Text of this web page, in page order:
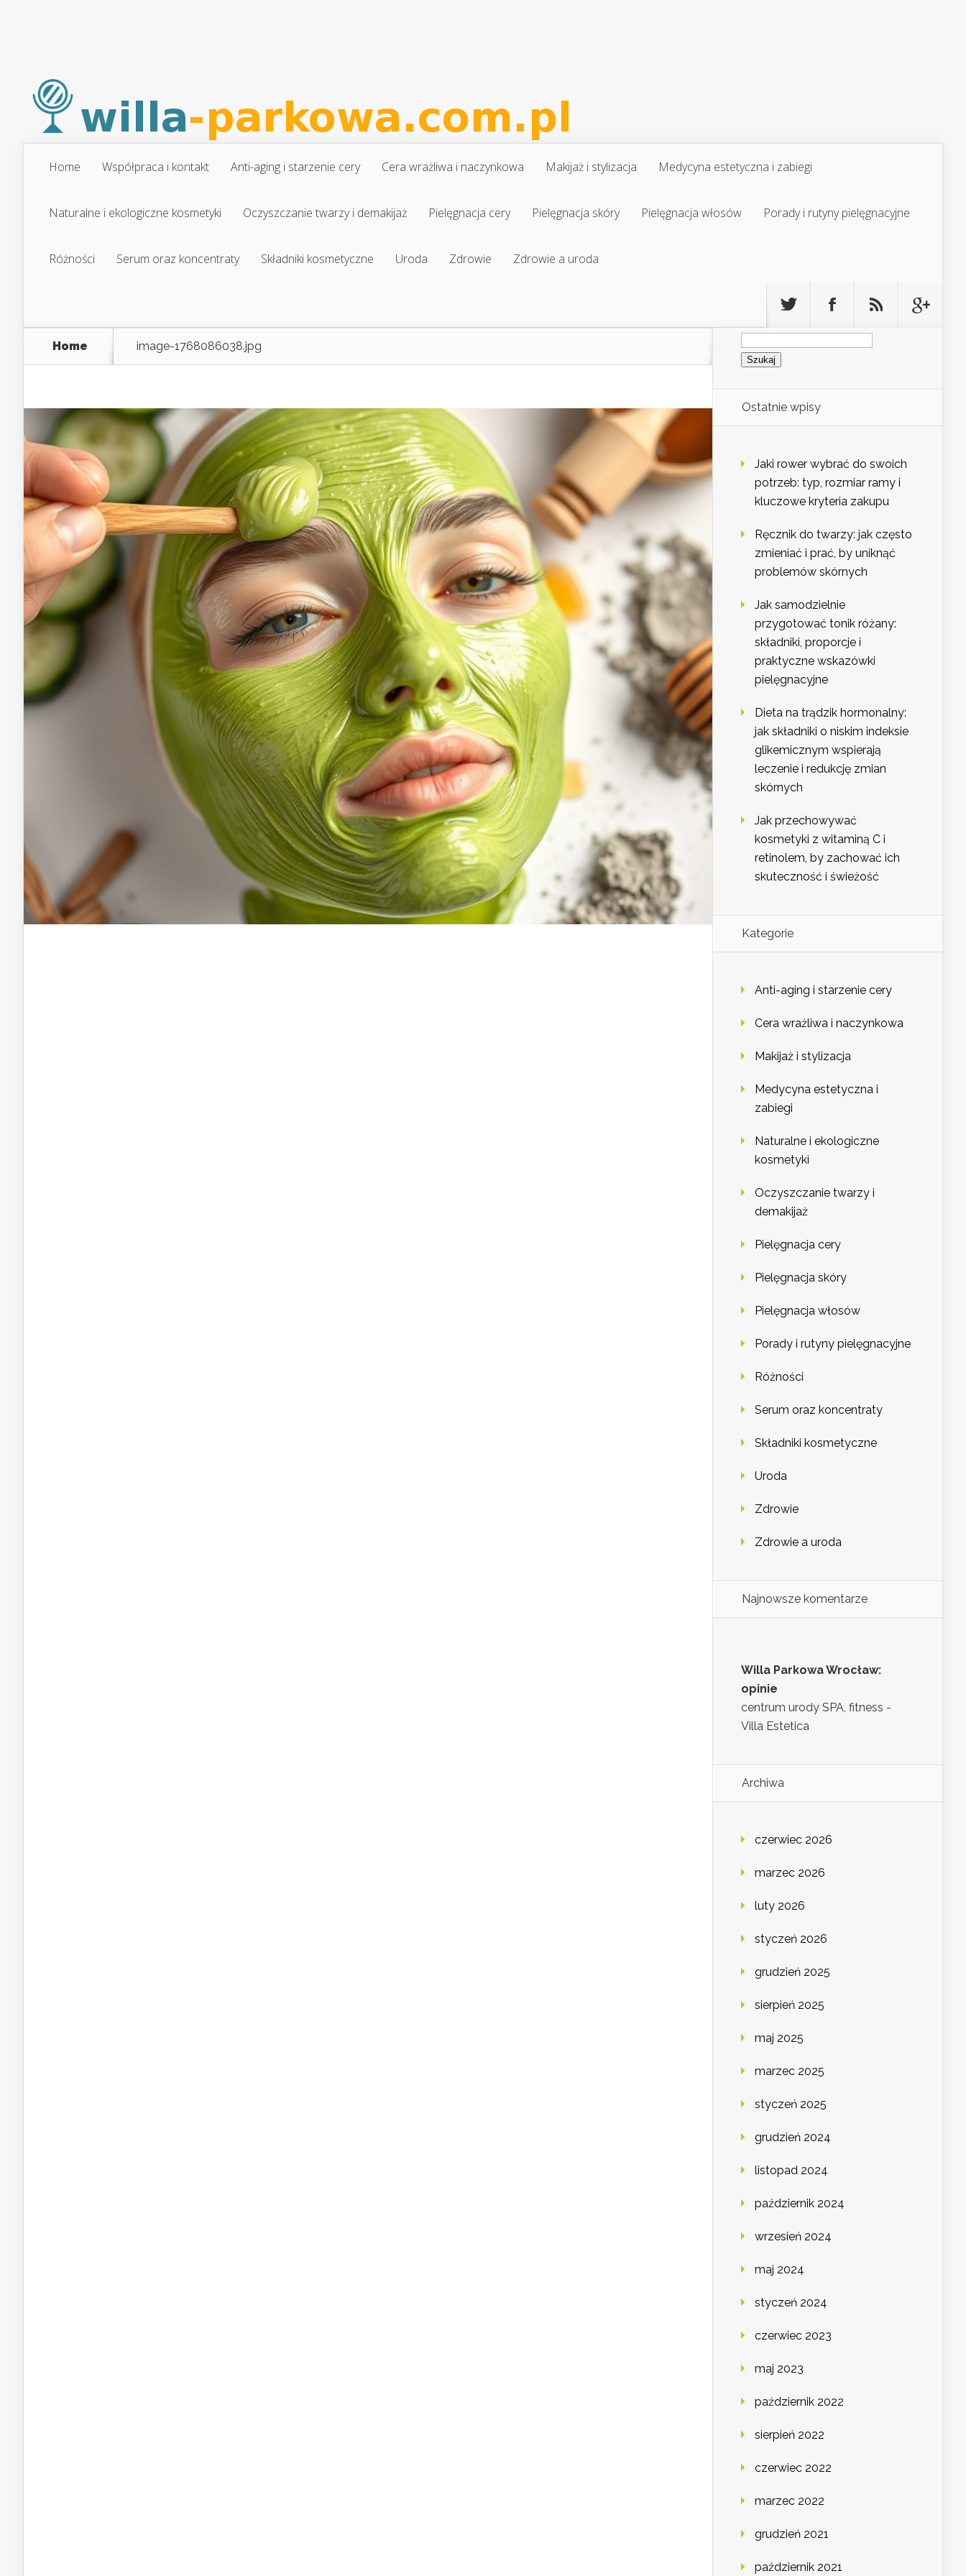
Home Współpraca i kontakt Anti-aging i starzenie cery Cera wrażliwa i naczynkowa Makijaż i stylizacja Medycyna estetyczna i zabiegi
Naturalne i ekologiczne kosmetyki Oczyszczanie twarzy i demakijaż Pielęgnacja cery Pielęgnacja skóry Pielęgnacja włosów Porady i rutyny pielęgnacyjne
Różności Serum oraz koncentraty Składniki kosmetyczne Uroda Zdrowie Zdrowie a uroda
Home image-1768086038.jpg
Szukaj:
Ostatnie wpisy
Jaki rower wybrać do swoich
potrzeb: typ, rozmiar ramy i
kluczowe kryteria zakupu
Ręcznik do twarzy: jak często
zmieniać i prać, by uniknąć
problemów skórnych
Jak samodzielnie
przygotować tonik różany:
składniki, proporcje i
praktyczne wskazówki
pielęgnacyjne
Dieta na trądzik hormonalny:
jak składniki o niskim indeksie
glikemicznym wspierają
leczenie i redukcję zmian
skórnych
Jak przechowywać
kosmetyki z witaminą C i
retinolem, by zachować ich
skuteczność i świeżość
Kategorie
Anti-aging i starzenie cery
Cera wrażliwa i naczynkowa
Makijaż i stylizacja
Medycyna estetyczna i
zabiegi
Naturalne i ekologiczne
kosmetyki
Oczyszczanie twarzy i
demakijaż
Pielęgnacja cery
Pielęgnacja skóry
Pielęgnacja włosów
Porady i rutyny pielęgnacyjne
Różności
Serum oraz koncentraty
Składniki kosmetyczne
Uroda
Zdrowie
Zdrowie a uroda
Najnowsze komentarze
Willa Parkowa Wrocław:
opinie
centrum urody SPA, fitness -
Villa Estetica
Archiwa
czerwiec 2026
marzec 2026
luty 2026
styczeń 2026
grudzień 2025
sierpień 2025
maj 2025
marzec 2025
styczeń 2025
grudzień 2024
listopad 2024
październik 2024
wrzesień 2024
maj 2024
styczeń 2024
czerwiec 2023
maj 2023
październik 2022
sierpień 2022
czerwiec 2022
marzec 2022
grudzień 2021
październik 2021